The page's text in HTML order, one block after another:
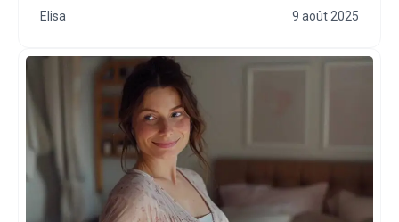
Elisa 9 août 2025